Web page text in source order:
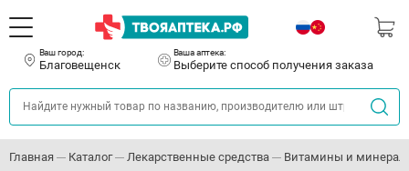
Ваш город:
Благовещенск
Ваша аптека:
Выберите способ получения заказа
Главная Каталог Лекарственные средства Витамины и